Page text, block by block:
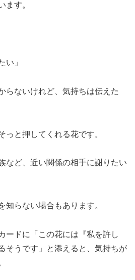
ます。
い」
らないけれど、気持ちは伝えた
っと押してくれる花です。
など、近い関係の相手に謝りたい
知らない場合もあります。
ードに「この花には『私を許し
そうです」と添えると、気持ちが